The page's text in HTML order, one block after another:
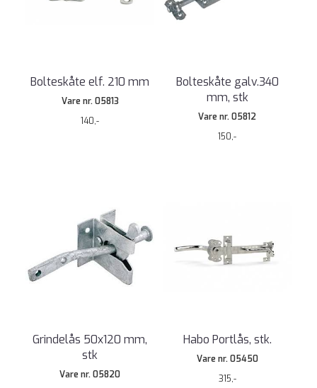
Bolteskåte elf. 210 mm
Vare nr. 05813
140,-
Bolteskåte galv.340
mm, stk
Vare nr. 05812
150,-
Grindelås 50x120 mm,
stk
Vare nr. 05820
Habo Portlås, stk.
Vare nr. 05450
315,-